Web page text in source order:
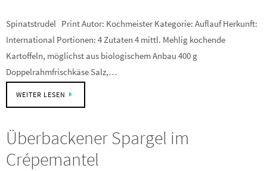
Spinatstrudel Print Autor: Kochmeister Kategorie: Auflauf Herkunft:
International Portionen: 4 Zutaten 4 mittl. Mehlig kochende
Kartoffeln, möglichst aus biologischem Anbau 400 g
Doppelrahmfrischkäse Salz,…
WEITER LESEN
Überbackener Spargel im
Crépemantel